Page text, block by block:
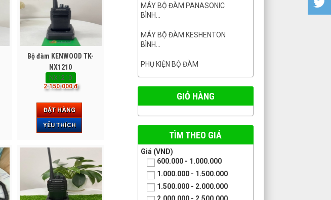
Bộ đàm KENWOOD TK-
NX1210
NX1210
2.150.000 đ
ĐẶT HÀNG
YÊU THÍCH
MÁY BỘ ĐÀM PANASONIC
BÌNH...
MÁY BỘ ĐÀM KESHENTON
BÌNH...
PHỤ KIỆN BỘ ĐÀM
GIỎ HÀNG
TÌM THEO GIÁ
Giá (VND)
600.000 - 1.000.000
1.000.000 - 1.500.000
1.500.000 - 2.000.000